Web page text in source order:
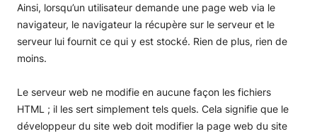
Ainsi, lorsqu’un utilisateur demande une page web via le
navigateur, le navigateur la récupère sur le serveur et le
serveur lui fournit ce qui y est stocké. Rien de plus, rien de
moins.
Le serveur web ne modifie en aucune façon les fichiers
HTML ; il les sert simplement tels quels. Cela signifie que le
développeur du site web doit modifier la page web du site